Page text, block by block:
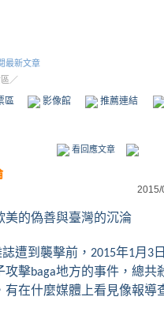
最新文章
／
區 影像館 推薦連結
看回應文章
美的偽善與臺灣的沉淪
遭到襲擊前， 2015年1月3
攻擊baga地方的事件，總共
有在什麼媒體上看見像報導